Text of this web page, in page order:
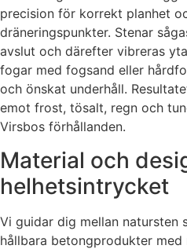
precision för korrekt planhet
dräneringspunkter. Stenar
avslut och därefter vibreras
fogar med fogsand eller
och önskat underhåll.
emot frost, tösalt, regn och
Virsbos förhållanden.
Material och
helhetsintrycket
Vi guidar dig mellan natursten
hållbara betongprodukter